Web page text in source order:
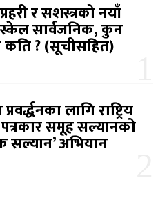
र सशस्त्रको नयाँ
सार्वजनिक, कुन
? (सूचीसहित)
लागि राष्ट्रिय
समूह सल्यानको
सल्यान’ अभियान